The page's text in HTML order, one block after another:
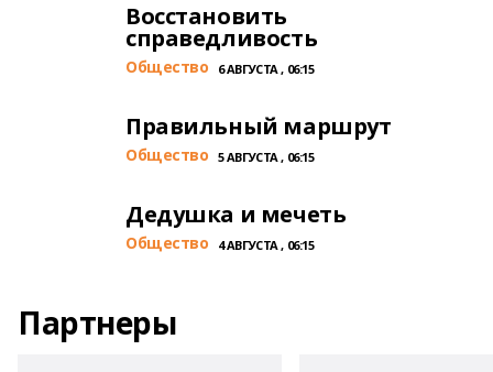
Восстановить
справедливость
Общество 6 АВГУСТА , 06:15
Правильный маршрут
Общество 5 АВГУСТА , 06:15
Дедушка и мечеть
Общество 4 АВГУСТА , 06:15
Партнеры